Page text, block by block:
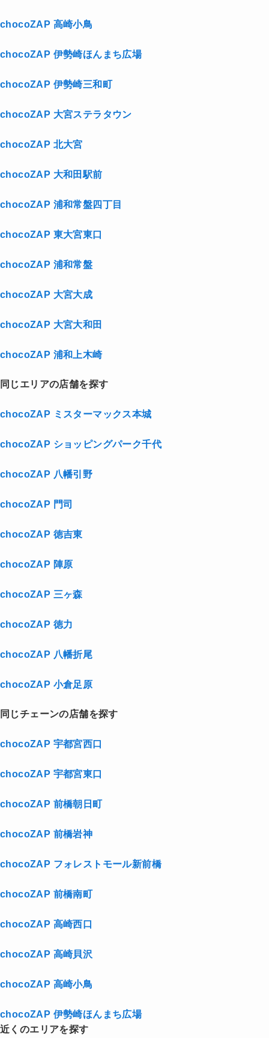
chocoZAP 高崎小鳥
chocoZAP 伊勢崎ほんまち広場
chocoZAP 伊勢崎三和町
chocoZAP 大宮ステラタウン
chocoZAP 北大宮
chocoZAP 大和田駅前
chocoZAP 浦和常盤四丁目
chocoZAP 東大宮東口
chocoZAP 浦和常盤
chocoZAP 大宮大成
chocoZAP 大宮大和田
chocoZAP 浦和上木崎
同じエリアの店舗を探す
chocoZAP ミスターマックス本城
chocoZAP ショッピングパーク千代
chocoZAP 八幡引野
chocoZAP 門司
chocoZAP 徳吉東
chocoZAP 陣原
chocoZAP 三ヶ森
chocoZAP 徳力
chocoZAP 八幡折尾
chocoZAP 小倉足原
同じチェーンの店舗を探す
chocoZAP 宇都宮西口
chocoZAP 宇都宮東口
chocoZAP 前橋朝日町
chocoZAP 前橋岩神
chocoZAP フォレストモール新前橋
chocoZAP 前橋南町
chocoZAP 高崎西口
chocoZAP 高崎貝沢
chocoZAP 高崎小鳥
chocoZAP 伊勢崎ほんまち広場
近くのエリアを探す